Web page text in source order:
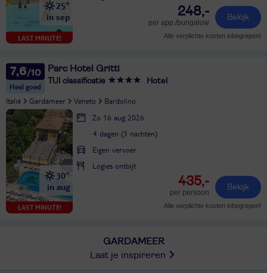
LAST MINUTE!
25°
in sep
248,-
per app./bungalow
Bekijk
Alle verplichte kosten inbegrepen!
7,6
Heel goed
Parc Hotel Gritti
TUI classificatie Hotel
Italië Gardameer Veneto Bardolino
LAST MINUTE!
30°
in aug
Zo 16 aug 2026
4 dagen (3 nachten)
Eigen vervoer
Logies ontbijt
435,-
per persoon
Bekijk
Alle verplichte kosten inbegrepen!
GARDAMEER
Laat je inspireren